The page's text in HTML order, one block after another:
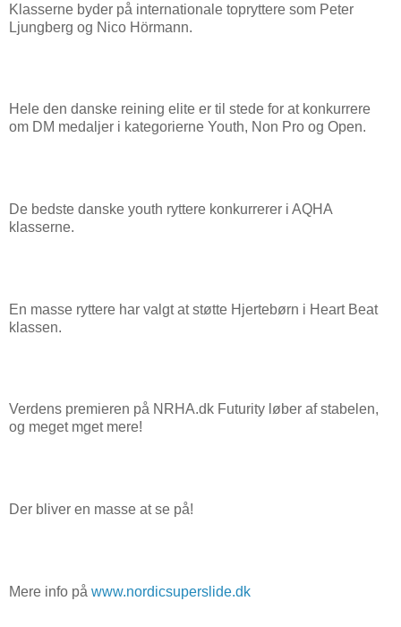
Klasserne byder på internationale topryttere som Peter
Ljungberg og Nico Hörmann.
Hele den danske reining elite er til stede for at konkurrere
om DM medaljer i kategorierne Youth, Non Pro og Open.
De bedste danske youth ryttere konkurrerer i AQHA
klasserne.
En masse ryttere har valgt at støtte Hjertebørn i Heart Beat
klassen.
Verdens premieren på NRHA.dk Futurity løber af stabelen,
og meget mget mere!
Der bliver en masse at se på!
Mere info på www.nordicsuperslide.dk